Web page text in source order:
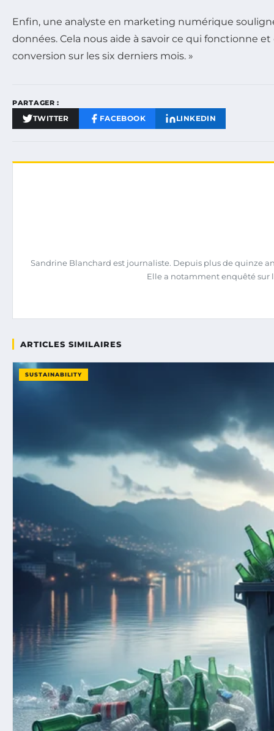
Enfin, une analyste en marketing numérique
données. Cela nous aide à savoir ce qui fonctionne
conversion sur les six derniers mois. »
PARTAGER :
TWITTER FACEBOOK LINKEDIN
Sandrine Blanchard est journaliste. Depuis plus de quinze
Elle a notamment enquêté sur
ARTICLES SIMILAIRES
SUSTAINABILITY